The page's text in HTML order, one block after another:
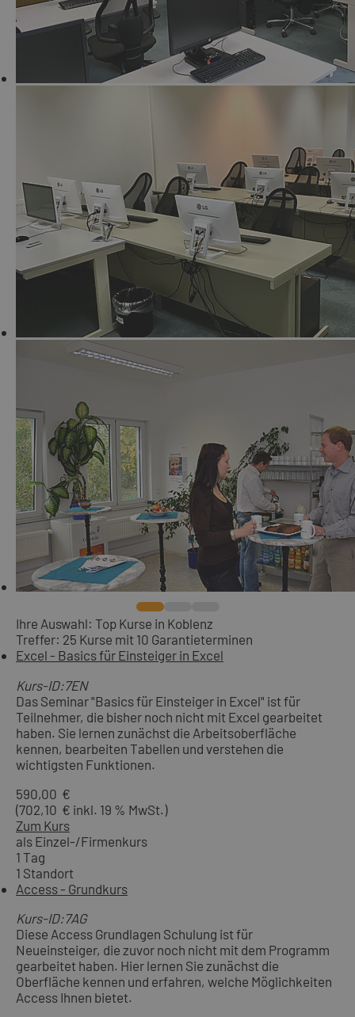
Ihre Auswahl: Top Kurse in Koblenz
Treffer: 25 Kurse mit 10 Garantieterminen
Excel - Basics für Einsteiger in Excel
Kurs-ID:7EN
Das Seminar "Basics für Einsteiger in Excel" ist für
Teilnehmer, die bisher noch nicht mit Excel gearbeitet
haben. Sie lernen zunächst die Arbeitsoberfläche
kennen, bearbeiten Tabellen und verstehen die
wichtigsten Funktionen.
590,00 €
(702,10 € inkl. 19 % MwSt.)
Zum Kurs
als Einzel-/Firmenkurs
1 Tag
1 Standort
Access - Grundkurs
Kurs-ID:7AG
Diese Access Grundlagen Schulung ist für
Neueinsteiger, die zuvor noch nicht mit dem Programm
gearbeitet haben. Hier lernen Sie zunächst die
Oberfläche kennen und erfahren, welche Möglichkeiten
Access Ihnen bietet.